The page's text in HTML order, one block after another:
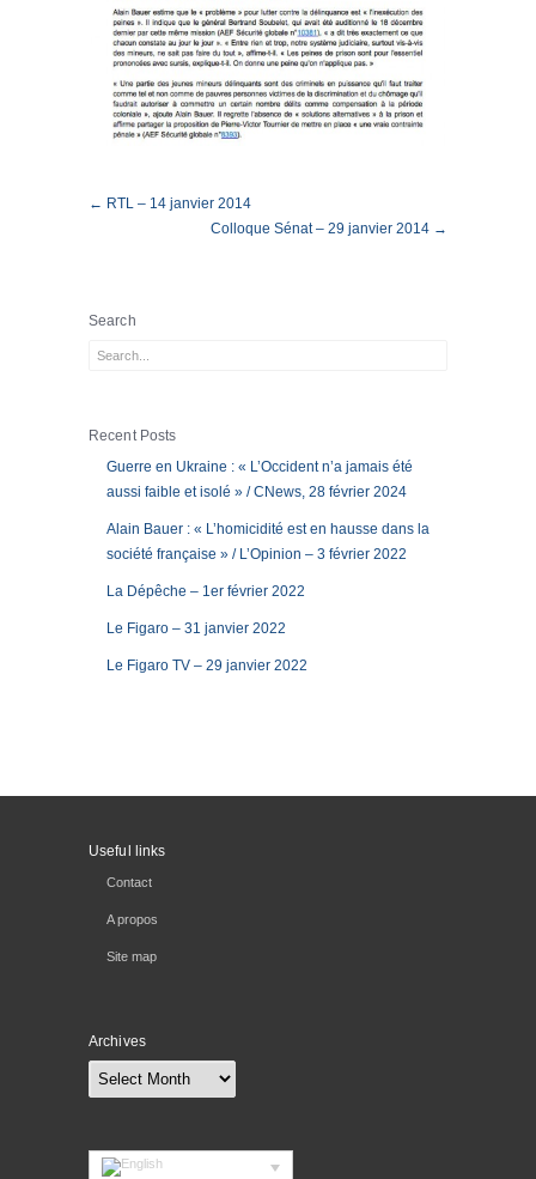
← RTL – 14 janvier 2014
Colloque Sénat – 29 janvier 2014 →
Search
Recent Posts
Guerre en Ukraine : « L’Occident n’a jamais été
aussi faible et isolé » / CNews, 28 février 2024
Alain Bauer : « L’homicidité est en hausse dans la
société française » / L’Opinion – 3 février 2022
La Dépêche – 1er février 2022
Le Figaro – 31 janvier 2022
Le Figaro TV – 29 janvier 2022
Useful links
Contact
A propos
Site map
Archives
Archives